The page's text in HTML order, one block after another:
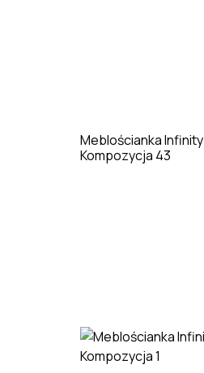
Meblościanka Infinity
Kompozycja 43